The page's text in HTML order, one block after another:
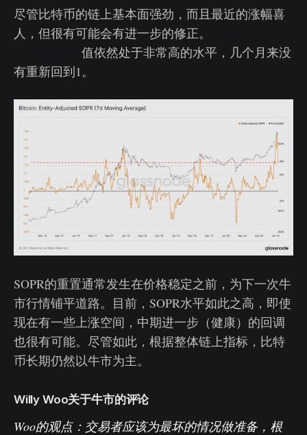
尽管比特币的链上基本面强劲，而且最近的涨幅喜
人，但很有可能会有进一步的修正。
值依然处于非常高的水平，几个月来没
有重新回到1。
SOPR的重置通常发生在价格稳定之前，为下一次牛
市行情铺平道路。目前，SOPR水平如此之高，即使
现在有一些上涨空间，中期进一步（健康）的回调
也很有可能。尽管如此，根据整体链上指标，比特
币长期仍然以牛市为主。
Willy Woo关于牛市的评论
Woo的观点：交易者应该为最坏的情况做准备，根